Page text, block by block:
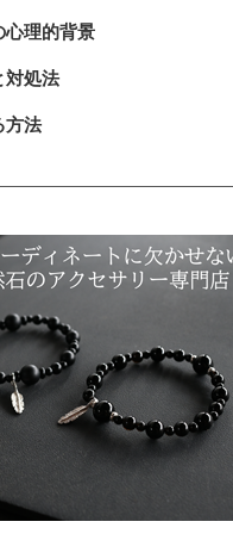
心理的背景
対処法
方法